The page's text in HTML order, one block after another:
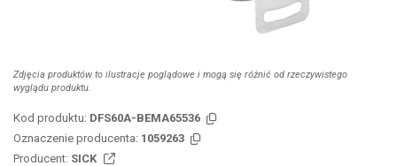
Zdjęcia produktów to ilustracje poglądowe i mogą się różnić od rzeczywistego
wyglądu produktu.
Kod produktu: DFS60A-BEMA65536
Oznaczenie producenta: 1059263
Producent: SICK